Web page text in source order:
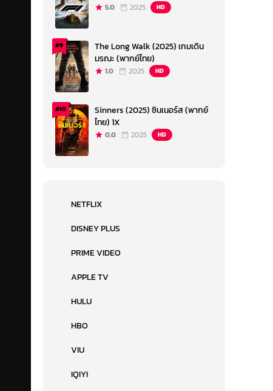
5.0 2025 HD
#9
The Long Walk (2025) เกมเดิน
มรณะ (พากย์ไทย)
1.0 2025 HD
#10
Sinners (2025) ซินเนอร์ส (พากย์
ไทย) 1X
0.0 2025 HD
NETFLIX
DISNEY PLUS
PRIME VIDEO
APPLE TV
HULU
HBO
VIU
IQIYI